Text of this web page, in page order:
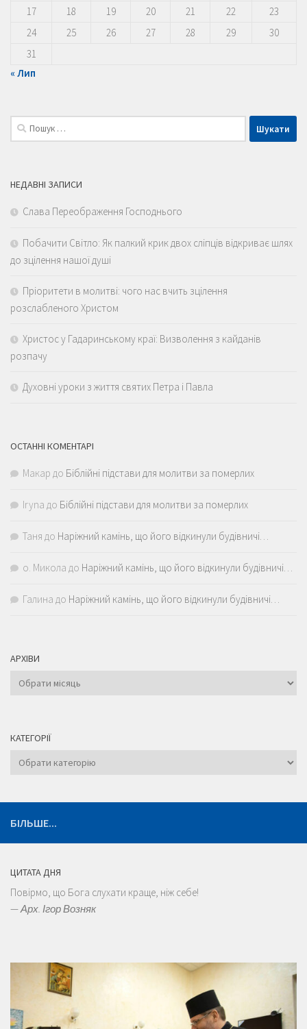
17
18 19 20 21 22
23
24
25 26 27 28 29
30
31
« Лип
Пошук:
НЕДАВНІ ЗАПИСИ
Слава Переображення Господнього
Побачити Світло: Як палкий крик двох сліпців відкриває шлях
до зцілення нашої душі
Пріоритети в молитві: чого нас вчить зцілення
розслабленого Христом
Христос у Гадаринському краї: Визволення з кайданів
розпачу
Духовні уроки з життя святих Петра і Павла
ОСТАННІ КОМЕНТАРІ
Макар до Біблійні підстави для молитви за померлих
Iryna до Біблійні підстави для молитви за померлих
Таня до Наріжний камінь, що його відкинули будівничі…
о. Микола до Наріжний камінь, що його відкинули будівничі…
Галина до Наріжний камінь, що його відкинули будівничі…
АРХІВИ
Архіви
КАТЕГОРІЇ
Категорії
БІЛЬШЕ...
ЦИТАТА ДНЯ
Повірмо, що Бога слухати краще, ніж себе!
—Арх. Ігор Возняк